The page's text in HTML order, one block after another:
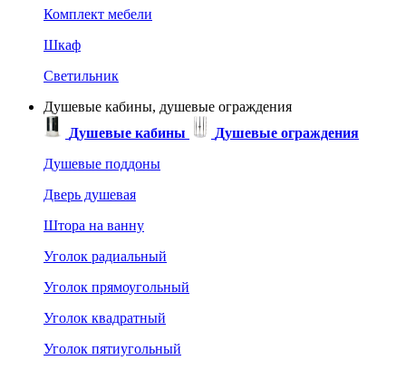
Комплект мебели
Шкаф
Светильник
Душевые кабины, душевые ограждения
Душевые кабины
Душевые ограждения
Душевые поддоны
Дверь душевая
Штора на ванну
Уголок радиальный
Уголок прямоугольный
Уголок квадратный
Уголок пятиугольный